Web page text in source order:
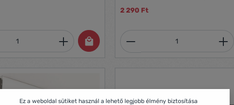
Adja meg a kívánt
2 290 Ft
Termékmennyiség:
Ez a weboldal sütiket használ a lehető legjobb élmény biztosítása